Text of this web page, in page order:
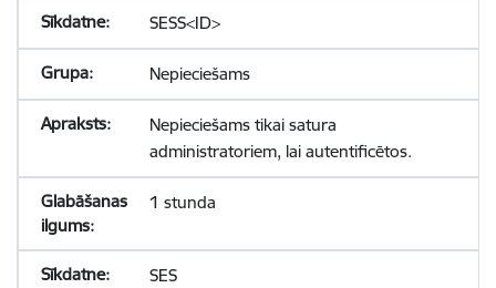
SESS<ID>
Nepieciešams
Nepieciešams tikai satura
administratoriem, lai autentificētos.
1 stunda
SES